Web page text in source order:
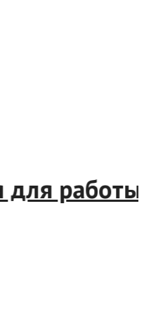
для работы